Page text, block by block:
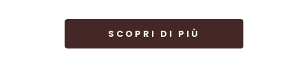
SCOPRI DI PIÙ